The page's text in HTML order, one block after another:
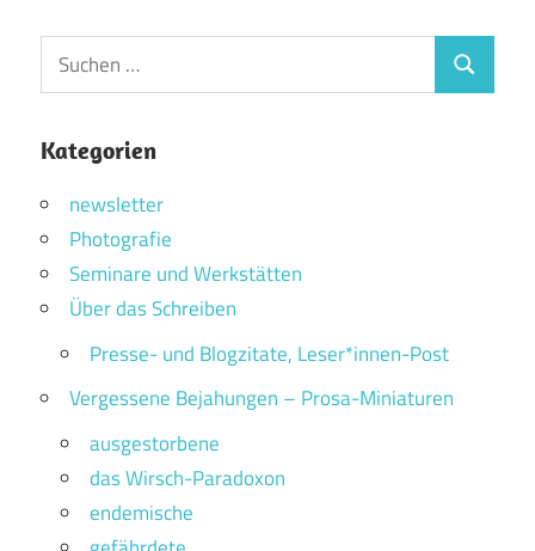
Suchen
nach:
Suchen
Kategorien
newsletter
Photografie
Seminare und Werkstätten
Über das Schreiben
Presse- und Blogzitate, Leser*innen-Post
Vergessene Bejahungen – Prosa-Miniaturen
ausgestorbene
das Wirsch-Paradoxon
endemische